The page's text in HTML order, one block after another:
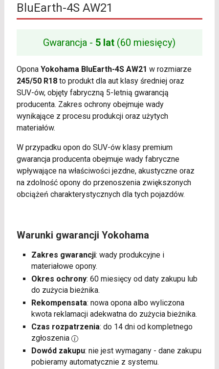
BluEarth-4S AW21
Gwarancja - 5 lat (60 miesięcy)
Opona Yokohama BluEarth-4S AW21 w rozmiarze
245/50 R18to produkt dla aut klasy średniej oraz
SUV-ów, objęty fabryczną 5-letnią gwarancją
producenta. Zakres ochrony obejmuje wady
wynikające z procesu produkcji oraz użytych
materiałów.
W przypadku opon do SUV-ów klasy premium
gwarancja producenta obejmuje wady fabryczne
wpływające na właściwości jezdne, akustyczne oraz
na zdolność opony do przenoszenia zwiększonych
obciążeń charakterystycznych dla tych pojazdów.
Warunki gwarancji Yokohama
Zakres gwarancji: wady produkcyjne i
materiałowe opony.
Okres ochrony: 60 miesięcy od daty zakupu lub
do zużycia bieżnika.
Rekompensata: nowa opona albo wyliczona
kwota reklamacji adekwatna do zużycia bieżnika.
Czas rozpatrzenia: do 14 dni od kompletnego
zgłoszenia
Dowód zakupu: nie jest wymagany - dane zakupu
pobieramy automatycznie z systemu.